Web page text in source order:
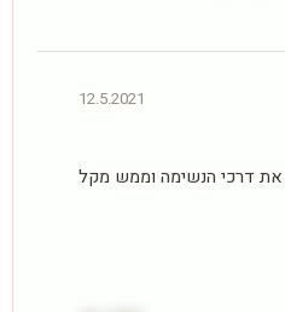
12.5.2021
את דרכי הנשימה וממש מקל